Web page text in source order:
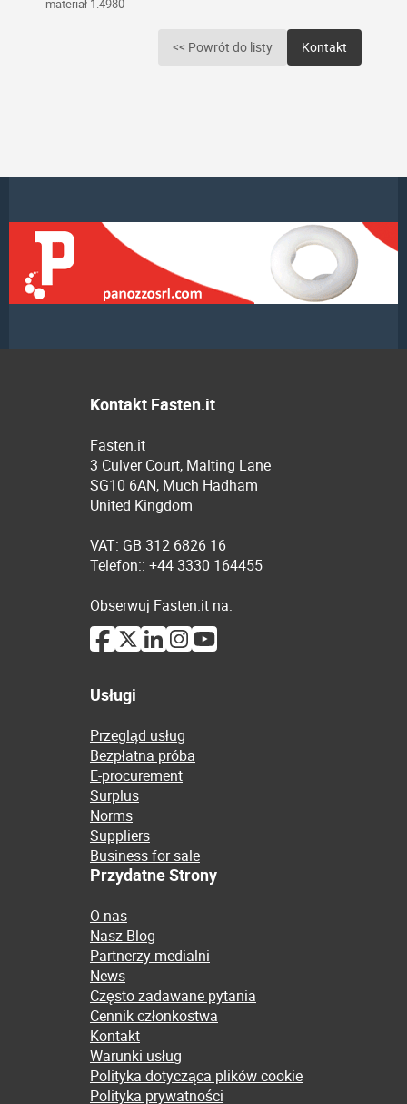
materiał 1.4980
<< Powrót do listy Kontakt
Kontakt Fasten.it
Fasten.it
3 Culver Court, Malting Lane
SG10 6AN, Much Hadham
United Kingdom
VAT: GB 312 6826 16
Telefon:: +44 3330 164455
Obserwuj Fasten.it na:
Usługi
Przegląd usług
Bezpłatna próba
E-procurement
Surplus
Norms
Suppliers
Business for sale
Przydatne Strony
O nas
Nasz Blog
Partnerzy medialni
News
Często zadawane pytania
Cennik członkostwa
Kontakt
Warunki usług
Polityka dotycząca plików cookie
Polityka prywatności